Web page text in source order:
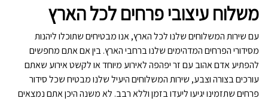
משלוח עיצובי פרחים לכל הארץ
עם שירות המשלוחים שלנו לכל הארץ, אנו מבטיחים שתוכלו ליהנות
מסידורי הפרחים המדהימים שלנו ברחבי הארץ. בין אם אתם מחפשים
להפתיע אדם אהוב עם זר יפהפה לאירוע מיוחד או לקשט אירוע שאתם
עורכים בצורה וצבע, שירות המשלוחים היעיל שלנו מבטיח שכל סידור
פרחים שתזמינו יגיעו ליעדו בזמן וללא רבב. לא משנה היכן אתם נמצאים